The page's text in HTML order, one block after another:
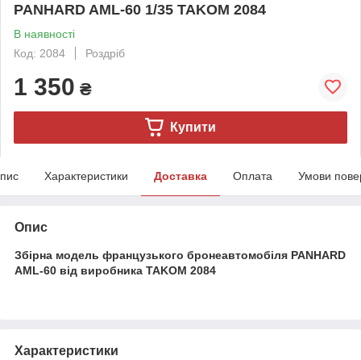
PANHARD AML-60 1/35 TAKOM 2084
В наявності
Код: 2084
Роздріб
1 350 ₴
Купити
Характеристики Доставка Оплата Умови
Опис
Збірна модель французького бронеавтомобіля PANHARD
AML-60 від виробника TAKOM 2084
Характеристики